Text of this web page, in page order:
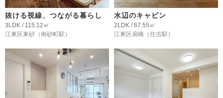
抜ける視線、つながる暮らし
3LDK / 115.12㎡
江東区東砂 （南砂町駅）
水辺のキャビン
2LDK / 67.55㎡
江東区扇橋 （住吉駅）